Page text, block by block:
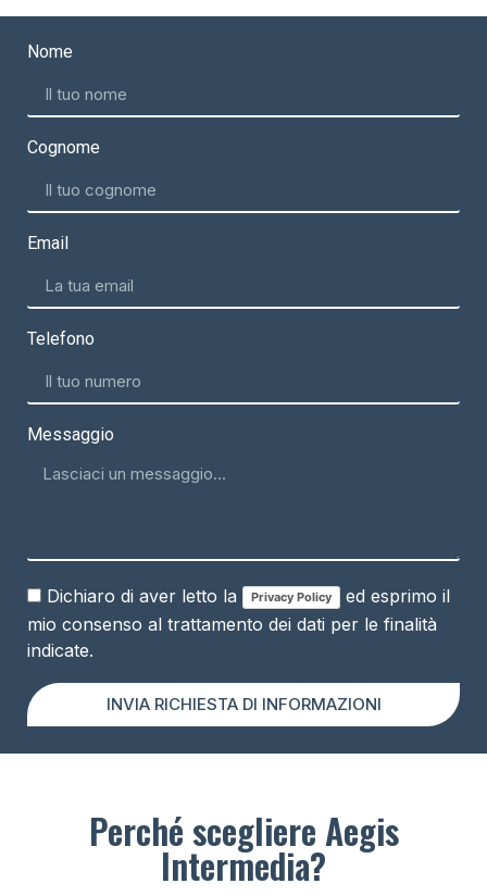
Nome
Cognome
Email
Telefono
Messaggio
Dichiaro di aver letto la Privacy Policy
ed esprimo il
mio consenso al trattamento dei dati per le finalità
indicate.
INVIA RICHIESTA DI INFORMAZIONI
Perché scegliere Aegis
Intermedia?